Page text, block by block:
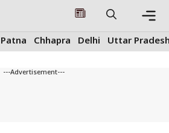
Patna Chhapra Delhi Uttar
---Advertisement---